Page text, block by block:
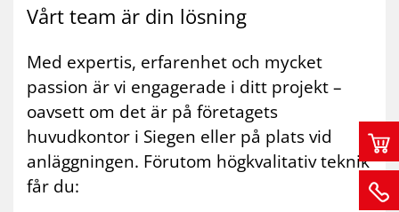
Vårt team är din lös­ning
Med expertis, erfarenhet och mycket
passion är vi engagerade i ditt projekt –
oavsett om det är på företagets
huvudkontor i Siegen eller på plats vid
anläggningen. Förutom högkvalitativ teknik
får du: